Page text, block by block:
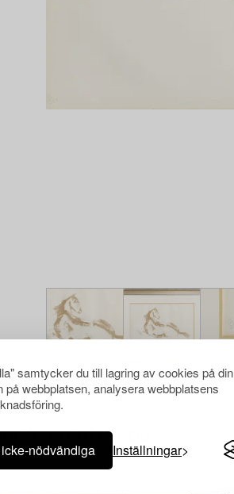
samtycker du till lagring av cookies på din
på webbplatsen, analysera webbplatsens
nödvändiga Inställningar
även tittat på